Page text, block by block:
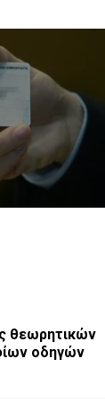
θεωρητικών
οδηγών